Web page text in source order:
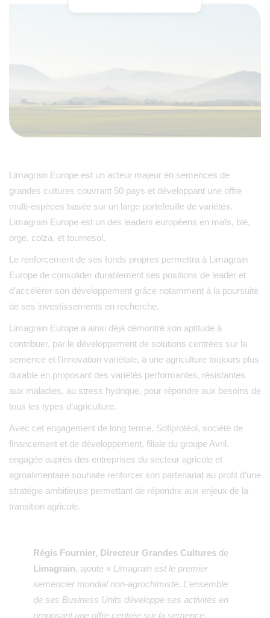
Limagrain Europe est un acteur majeur en semences de
grandes cultures couvrant 50 pays et développant une offre
multi-espèces basée sur un large portefeuille de variétés.
Limagrain Europe est un des leaders européens en maïs, blé,
orge, colza, et tournesol.
Le renforcement de ses fonds propres permettra à Limagrain
Europe de consolider durablement ses positions de leader et
d’accélérer son développement grâce notamment à la poursuite
de ses investissements en recherche.
Limagrain Europe a ainsi déjà démontré son aptitude à
contribuer, par le développement de solutions centrées sur la
semence et l’innovation variétale, à une agriculture toujours plus
durable en proposant des variétés performantes, résistantes
aux maladies, au stress hydrique, pour répondre aux besoins de
tous les types d’agriculture.
Avec cet engagement de long terme, Sofiprotéol, société de
financement et de développement, filiale du groupe Avril,
engagée auprès des entreprises du secteur agricole et
agroalimentaire souhaite renforcer son partenariat au profit d’une
stratégie ambitieuse permettant de répondre aux enjeux de la
transition agricole.
Régis Fournier, Directeur Grandes Cultures de
Limagrain, ajoute « Limagrain est le premier
semencier mondial non-agrochimiste. L’ensemble
de ses Business Units développe ses activités en
proposant une offre centrée sur la semence,